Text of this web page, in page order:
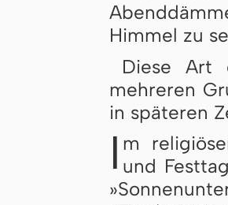
Himmel zu
Diese Art
mehreren
in späteren
I m
und